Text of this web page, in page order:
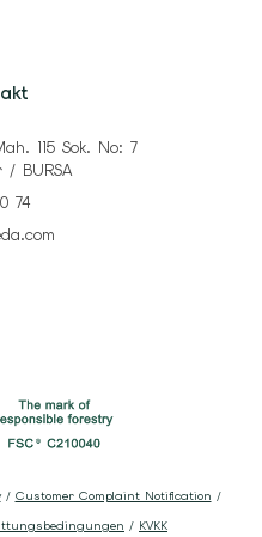
115 Sok. No: 7
/ BURSA
74
/ Customer Complaint Notification /
/ KVKK